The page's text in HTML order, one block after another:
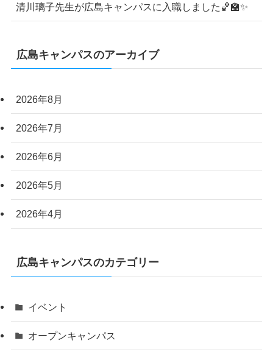
清川璃子先生が広島キャンパスに入職しました🏀🏫✨
広島キャンパスのアーカイブ
2026年8月
2026年7月
2026年6月
2026年5月
2026年4月
広島キャンパスのカテゴリー
イベント
オープンキャンパス